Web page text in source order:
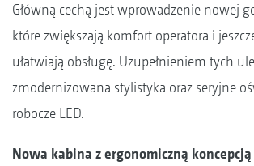
Główną cechą jest wprowadzenie nowej
które zwiększają komfort operatora i
ułatwiają obsługę. Uzupełnieniem tych
zmodernizowana stylistyka oraz seryjne
robocze LED.
Nowa kabina z ergonomiczną koncepcją